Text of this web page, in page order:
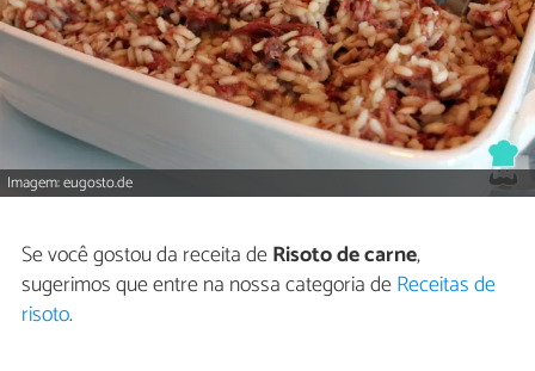
Imagem: eugosto.de
Se você gostou da receita deRisoto de carne,
sugerimos que entre na nossa categoria deReceitas de
risoto.